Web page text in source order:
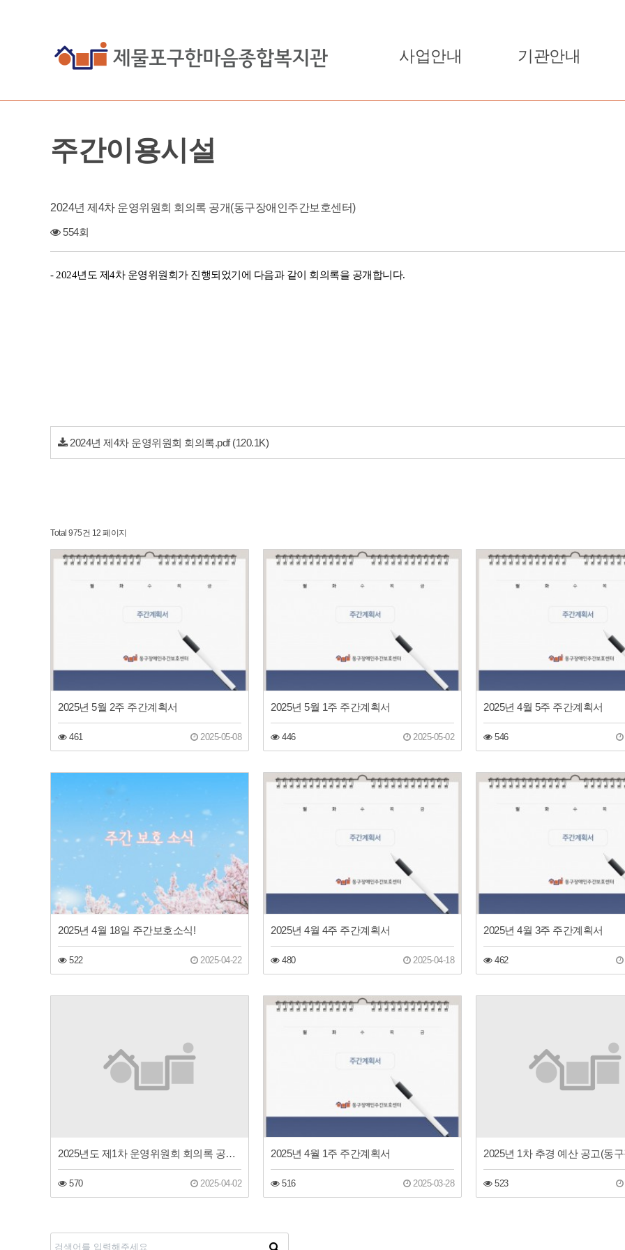
사업안내 기관안내
주간이용시설
2024년 제4차 운영위원회 회의록 공개(동구장애인주간보호센터)
554회
- 2024년도 제4차 운영위원회가 진행되었기에 다음과 같이 회의록을 공개합니다.
2024년 제4차 운영위원회 회의록.pdf(120.1K)
Total 975건 12 페이지
2025년 5월 2주 주간계획서
461 2025-05-08
2025년 5월 1주 주간계획서
446 2025-05-02
2025년 4월 5주 주간계획서
546
2025년 4월 18일 주간보호소식!
522 2025-04-22
2025년 4월 4주 주간계획서
480 2025-04-18
2025년 4월 3주 주간계획서
462
2025년도 제1차 운영위원회 회의록 공개(동구장애인주간보호센터)
570 2025-04-02
2025년 4월 1주 주간계획서
516 2025-03-28 523